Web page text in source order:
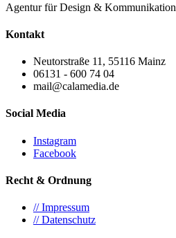
Agentur für Design & Kommunikation
Kontakt
Neutorstraße 11, 55116 Mainz
06131 - 600 74 04
mail@calamedia.de
Social Media
Instagram
Facebook
Recht & Ordnung
// Impressum
// Datenschutz